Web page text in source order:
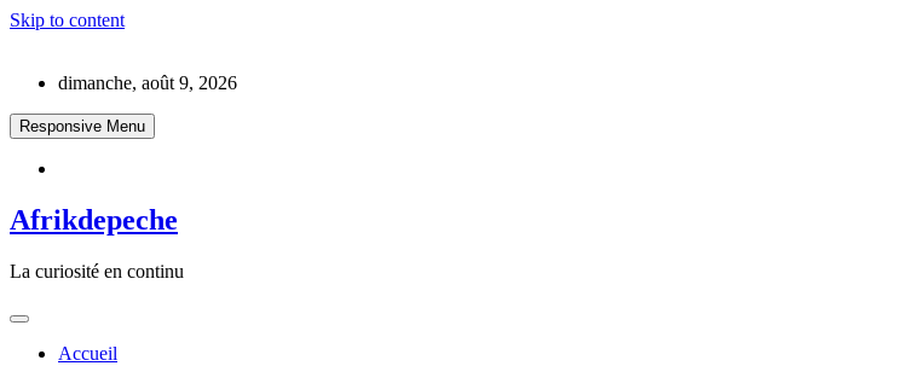
Skip to content
dimanche, août 9, 2026
Responsive Menu
Afrikdepeche
La curiosité en continu
Accueil